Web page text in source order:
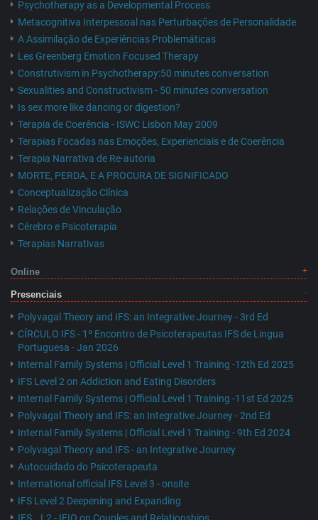
Psychotherapy as a Developmental Process
Metacognitiva Interpessoal nas Perturbações de Personalidade
A Assimilação de Experiências Problemáticas
Les Greenberg Emotion Focused Therapy
Construtivism in Psychotherapy:50 minutes conversation
Sexualities and Constructivism - 50 minutes conversation
Is sex more like dancing or digestion?
Terapia de Coerência - ISWC Lisbon May 2009
Terapias Focadas nas Emoções, Experienciais e de Coerência
Terapia Narrativa de Re-autoria
MORTE, PERDA, E A PROCURA DE SIGNIFICADO
Conceptualização Clínica
Relações de Vinculação
Cérebro e Psicoterapia
Terapias Narrativas
Online
Presenciais
Polyvagal Theory and IFS: an Integrative Journey - 3rd Ed
CÍRCULO IFS - 1º Encontro de Psicoterapeutas IFS de Lingua
Portuguesa - Jan 2026
Internal Family Systems | Official Level 1 Training -12th Ed 2025
IFS Level 2 on Addiction and Eating Disorders
Internal Family Systems | Official Level 1 Training -11st Ed 2025
Polyvagal Theory and IFS: an Integrative Journey - 2nd Ed
Internal Family Systems | Official Level 1 Training - 9th Ed 2024
Polyvagal Theory and IFS - an Integrative Journey
Autocuidado do Psicoterapeuta
International official IFS Level 3 - onsite
IFS Level 2 Deepening and Expanding